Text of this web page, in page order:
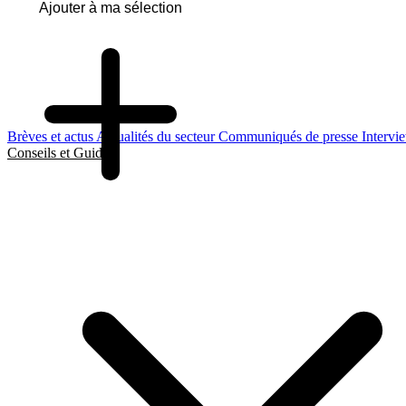
Brèves et actus Actualités du secteurCommuniqués de presse
Conseils et Guides
Ajouter à ma sélection